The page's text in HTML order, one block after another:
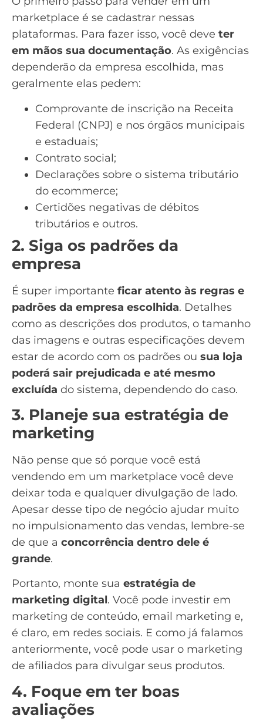
marketplace é se cadastrar nessas
plataformas. Para fazer isso, você deve ter
em mãos sua documentação. As exigências
dependerão da empresa escolhida, mas
geralmente elas pedem:
Comprovante de inscrição na Receita
Federal (CNPJ) e nos órgãos municipais
e estaduais;
Contrato social;
Declarações sobre o sistema tributário
do ecommerce;
Certidões negativas de débitos
tributários e outros.
2. Siga os padrões da
empresa
É super importante ficar atento às regras e
padrões da empresa escolhida. Detalhes
como as descrições dos produtos, o tamanho
das imagens e outras especificações devem
estar de acordo com os padrões ou sua loja
poderá sair prejudicada e até mesmo
excluída do sistema, dependendo do caso.
3. Planeje sua estratégia de
marketing
Não pense que só porque você está
vendendo em um marketplace você deve
deixar toda e qualquer divulgação de lado.
Apesar desse tipo de negócio ajudar muito
no impulsionamento das vendas, lembre-se
de que a concorrência dentro dele é
grande.
Portanto, monte sua estratégia de
marketing digital. Você pode investir em
marketing de conteúdo, email marketing e,
é claro, em redes sociais. E como já falamos
anteriormente, você pode usar o marketing
de afiliados para divulgar seus produtos.
4. Foque em ter boas
avaliações